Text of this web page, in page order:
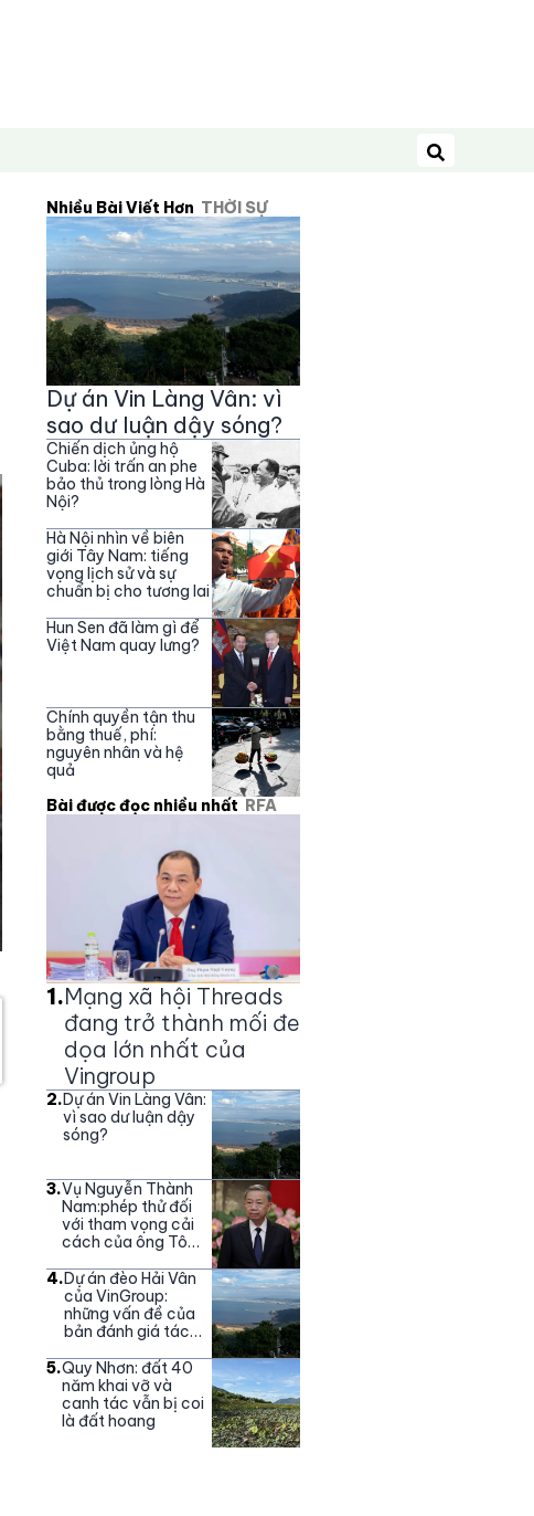
Tìm kiếm
Nhiều Bài Viết Hơn THỜI SỰ
Dự án Vin Làng Vân: vì
sao dư luận dậy sóng?
Chiến dịch ủng hộ
Cuba: lời trấn an phe
bảo thủ trong lòng Hà
Nội?
Hà Nội nhìn về biên
giới Tây Nam: tiếng
vọng lịch sử và sự
chuẩn bị cho tương lai
Hun Sen đã làm gì để
Việt Nam quay lưng?
Chính quyền tận thu
bằng thuế, phí:
nguyên nhân và hệ
quả
Bài được đọc nhiều nhất RFA
1.Mạng xã hội Threads
đang trở thành mối đe
dọa lớn nhất của
Vingroup
2.Dự án Vin Làng Vân:
vì sao dư luận dậy
sóng?
3.Vụ Nguyễn Thành
Nam:phép thử đối
với tham vọng cải
cách của ông Tô
4.Dự án đèo Hải Vân
của VinGroup:
những vấn đề của
bản đánh giá tác
5.Quy Nhơn: đất 40
năm khai vỡ và
canh tác vẫn bị coi
là đất hoang